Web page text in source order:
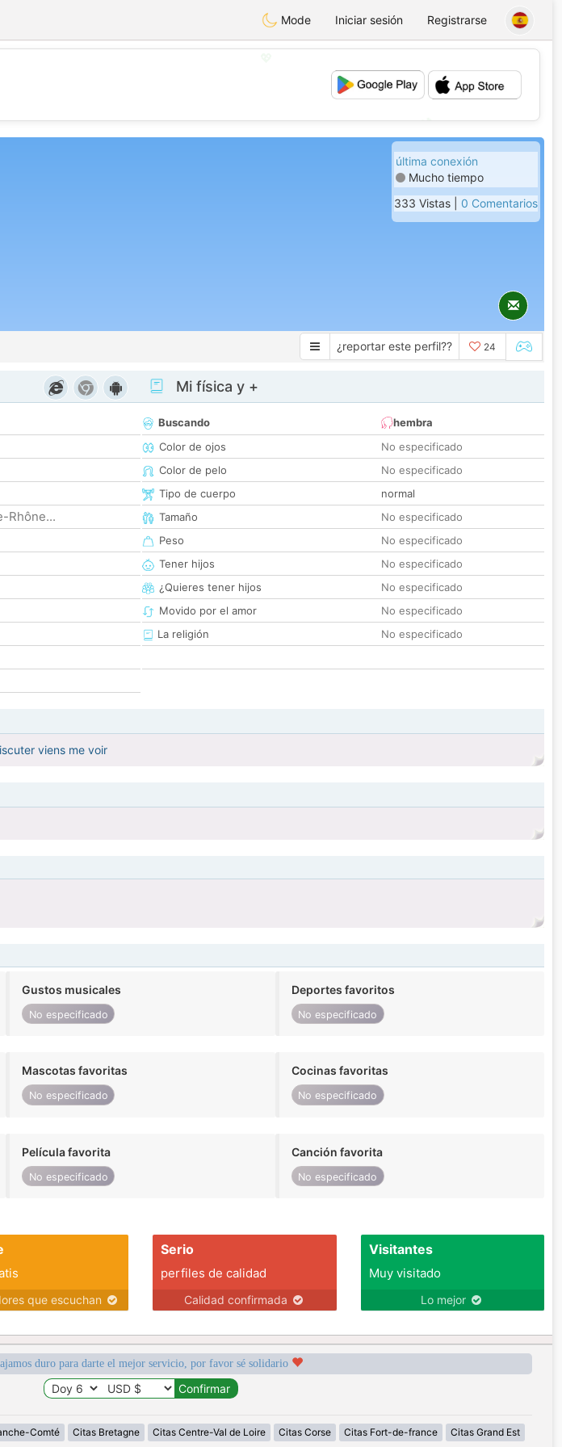
Mode Iniciar sesión Registrarse
💕
última conexión
Mucho tiempo
333 Vistas | 0 Comentarios
¿reportar este perfil?? 24
Rhône...
Mi física y +
Buscando
hembra
Color de ojos
No especificado
Color de pelo
No especificado
Tipo de cuerpo
normal
Tamaño
No especificado
Peso
No especificado
Tener hijos
No especificado
¿Quieres tener hijos
No especificado
Movido por el amor
No especificado
La religión
No especificado
viens me voir
Gustos musicales
No especificado
Deportes favoritos
No especificado
Mascotas favoritas
No especificado
Cocinas favoritas
No especificado
Película favorita
No especificado
Canción favorita
No especificado
que escuchan
Serio
perfiles de calidad
Calidad confirmada
Visitantes
Muy visitado
Lo mejor
duro para darte el mejor servicio, por favor sé solidario
Comté Citas Bretagne Citas Centre-Val de Loire Citas Corse Citas Fort-de-france Citas Grand Est